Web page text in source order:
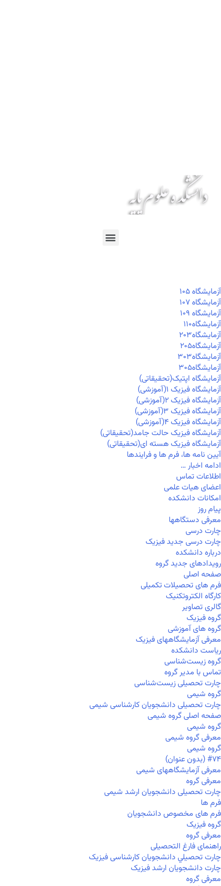
آزمايشگاه ۱۰۵
آزمايشگاه ۱۰۷
آزمايشگاه ۱۰۹
آزمايشگاه۱۱۰
آزمايشگاه۲۰۳
آزمايشگاه۲۰۵
آزمايشگاه۳۰۳
آزمايشگاه۳۰۵
آزمایشگاه اپتیک(تحقیقاتی)
آزمایشگاه فیزیک ۱(آموزشی)
آزمایشگاه فیزیک ۲(آموزشی)
آزمایشگاه فیزیک ۳(آموزشی)
آزمایشگاه فیزیک ۴(آموزشی)
آزمایشگاه فیزیک حالت جامد(تحقیقاتی)
آزمایشگاه فیزیک هسته ای(تحقیقاتی)
آیین نامه ها، فرم ها و فرایندها
ادامه اخبار …
اطلاعات تماس
اعضای هیات علمی
امکانات دانشکده
پیام روز
معرفی دستگاهها
چارت درسی
چارت درسی جدید فیزیک
درباره دانشکده
رویدادهای جدید گروه
صفحه اصلی
فرم های تحصیلات تکمیلی
کارگاه الکتروتکنیک
گالری تصاویر
گروه فیزیک
گروه های آموزشی
معرفی آزمایشگاههای فیزیک
ریاست دانشکده
گروه زیست‌شناسی
تماس با مدیر گروه
چارت تحصیلی زیست‌شناسی
گروه شیمی
چارت تحصیلی دانشجویان کارشناسی شیمی
صفحه اصلی گروه شیمی
گروه شیمی
معرفی گروه شیمی
گروه شیمی
#۷۴ (بدون عنوان)
معرفی آزمایشگاههای شیمی
معرفی گروه
چارت تحصیلی دانشجویان ارشد شیمی
فرم ها
فرم های مخصوص دانشجویان
گروه فیزیک
معرفی گروه
راهنمای فارغ التحصیلی
چارت تحصيلي دانشجویان کارشناسی فیزیک
چارت دانشجویان ارشد فیزیک
معرفی گروه